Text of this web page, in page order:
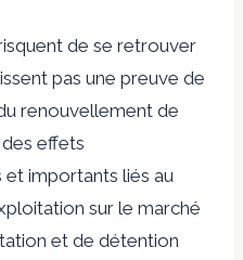
de se retrouver
pas une preuve de
renouvellement de
des effets
et importants liés au
sur le marché
et de détention